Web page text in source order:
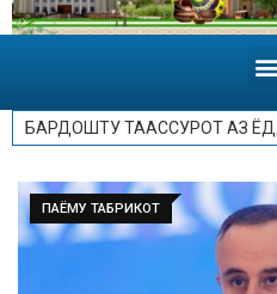
ПАЁМУ ТАБРИКОТ